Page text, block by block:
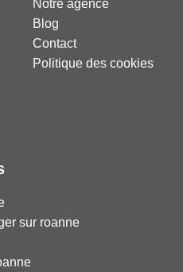
Notre agence
Blog
Contact
Politique des cookies
sur roanne